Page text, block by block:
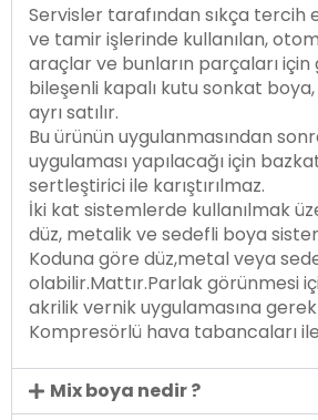
Servisler tarafından sıkça tercih
ve tamir işlerinde kullanılan,
araçlar ve bunların parçaları
bileşenli kapalı kutu sonkat
ayrı satılır.
Bu ürünün uygulanmasından
uygulaması yapılacağı için
sertleştirici ile karıştırılmaz.
İki kat sistemlerde kullanılmak
düz, metalik ve sedefli boya
Koduna göre düz,metal veya
olabilir.Mattır.Parlak görünmesi
akrilik vernik uygulamasına gerek
Kompresörlü hava tabancaları
Mix boya nedir ?